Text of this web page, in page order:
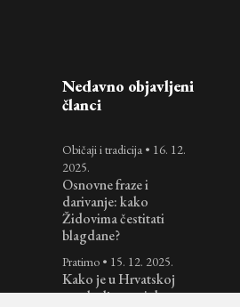
Nedavno objavljeni
članci
Običaji i tradicija • 16. 12.
2025.
Osnovne fraze i
darivanje: kako
Židovima čestitati
blagdane?
Pratimo • 15. 12. 2025.
Kako je u Hrvatskoj
proslavljen prvi dan